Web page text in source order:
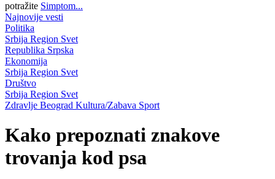
potražite Simptom...
Najnovije vesti
Politika
Srbija Region Svet
Republika Srpska
Ekonomija
Srbija Region Svet
Društvo
Srbija Region Svet
Zdravlje Beograd Kultura/Zabava Sport
Kako prepoznati znakove
trovanja kod psa